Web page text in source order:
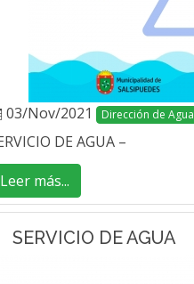
03/Nov/2021 Dirección de Agua
DE AGUA –
Leer más...
SERVICIO DE AGUA